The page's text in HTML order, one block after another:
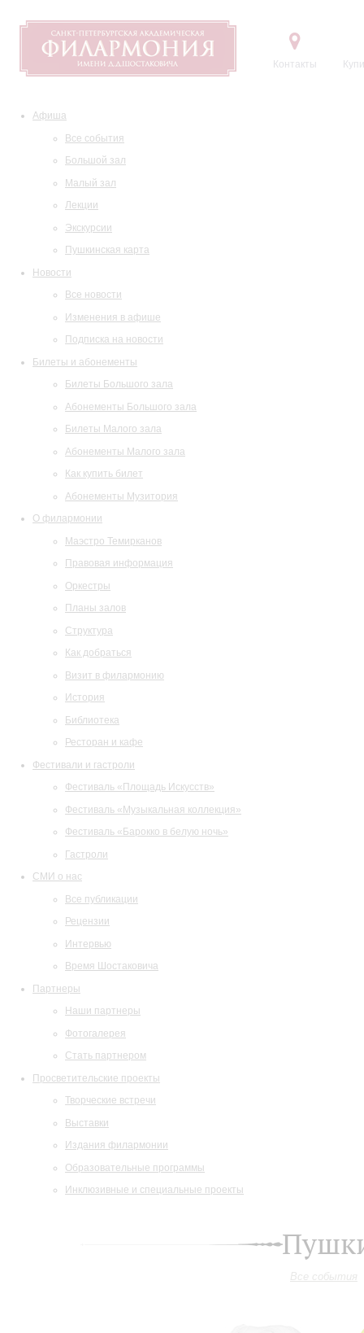
Контакты
Афиша
Все события
Большой зал
Малый зал
Лекции
Экскурсии
Пушкинская карта
Новости
Все новости
Изменения в афише
Подписка на новости
Билеты и абонементы
Билеты Большого зала
Абонементы Большого зала
Билеты Малого зала
Абонементы Малого зала
Как купить билет
Абонементы Музитория
О филармонии
Маэстро Темирканов
Правовая информация
Оркестры
Планы залов
Структура
Как добраться
Визит в филармонию
История
Библиотека
Ресторан и кафе
Фестивали и гастроли
Фестиваль «Площадь Искусств»
Фестиваль «Музыкальная коллекция»
Фестиваль «Барокко в белую ночь»
Гастроли
СМИ о нас
Все публикации
Рецензии
Интервью
Время Шостаковича
Партнеры
Наши партнеры
Фотогалерея
Стать партнером
Просветительские проекты
Творческие встречи
Выставки
Издания филармонии
Образовательные программы
Инклюзивные и специальные проекты
Все события